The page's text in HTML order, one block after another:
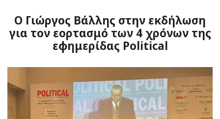
Ο Γιώργος Βάλλης στην εκδήλωση
για τον εορτασμό των 4 χρόνων της
εφημερίδας Political